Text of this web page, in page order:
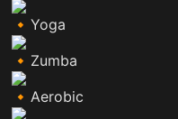
Yoga
Zumba
Aerobic